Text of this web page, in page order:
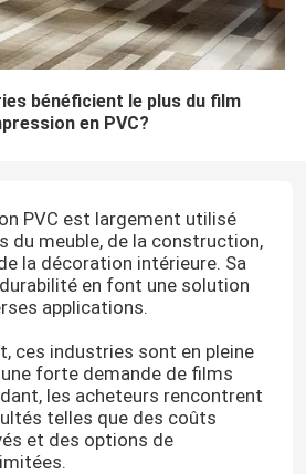
bénéficient le plus du film
en PVC?
PVC est largement utilisé
du meuble, de la construction,
la décoration intérieure. Sa
en font une solution
applications.
ces industries sont en pleine
forte demande de films
les acheteurs rencontrent
telles que des coûts
et des options de